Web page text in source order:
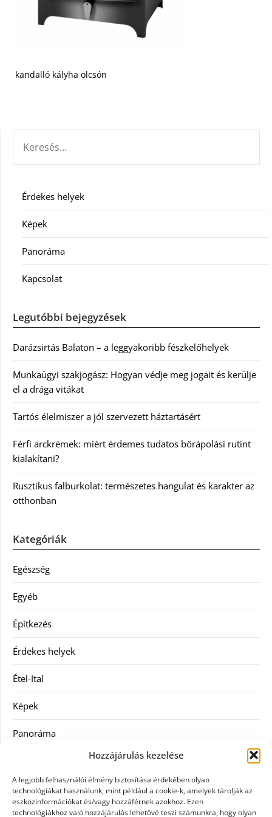
Hozzájárulás kezelése
A legjobb felhasználói élmény biztosítása érdekében olyan
technológiákat használunk, mint például a cookie-k, amelyek tárolják az
eszközinformációkat és/vagy hozzáférnek azokhoz. Ezen
technológiákhoz való hozzájárulás lehetővé teszi számunkra, hogy olyan
kandalló kályha olcsón
Érdekes helyek
Képek
Panoráma
Kapcsolat
Legutóbbi bejegyzések
Darázsirtás Balaton – a leggyakoribb fészkelőhelyek
Munkaügyi szakjogász: Hogyan védje meg jogait és kerülje
el a drága vitákat
Tartós élelmiszer a jól szervezett háztartásért
Férfi arckrémek: miért érdemes tudatos bőrápolási rutint
kialakítani?
Rusztikus falburkolat: természetes hangulat és karakter az
otthonban
Kategóriák
Egészség
Egyéb
Építkezés
Érdekes helyek
Étel-Ital
Képek
Panoráma
Szolgáltatás